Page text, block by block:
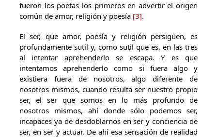
fueron los poetas los primeros en advertir el origen
común de amor, religión y poesía [3].
El ser, que amor, poesía y religión persiguen, es
profundamente sutil y, como sutil que es, en las tres
al intentar aprehenderlo se escapa. Y es que
intentamos aprehenderlo como si fuera algo y
existiera fuera de nosotros, algo diferente de
nosotros mismos, cuando resulta ser nuestro propio
ser, el ser que somos en lo más profundo de
nosotros mismos, ahí donde sólo podemos ser,
incapaces ya de desdoblarnos en ser y conciencia de
ser, en ser y actuar. De ahí esa sensación de realidad